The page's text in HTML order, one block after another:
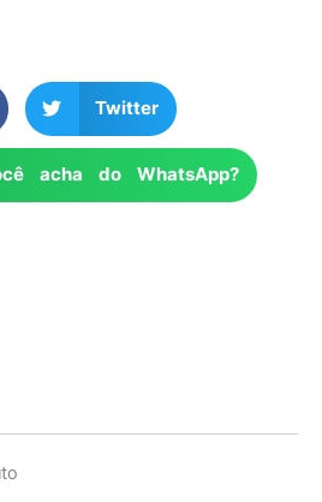
Twitter
acha do WhatsApp?